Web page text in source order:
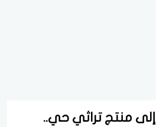
منتج تراثي حي..